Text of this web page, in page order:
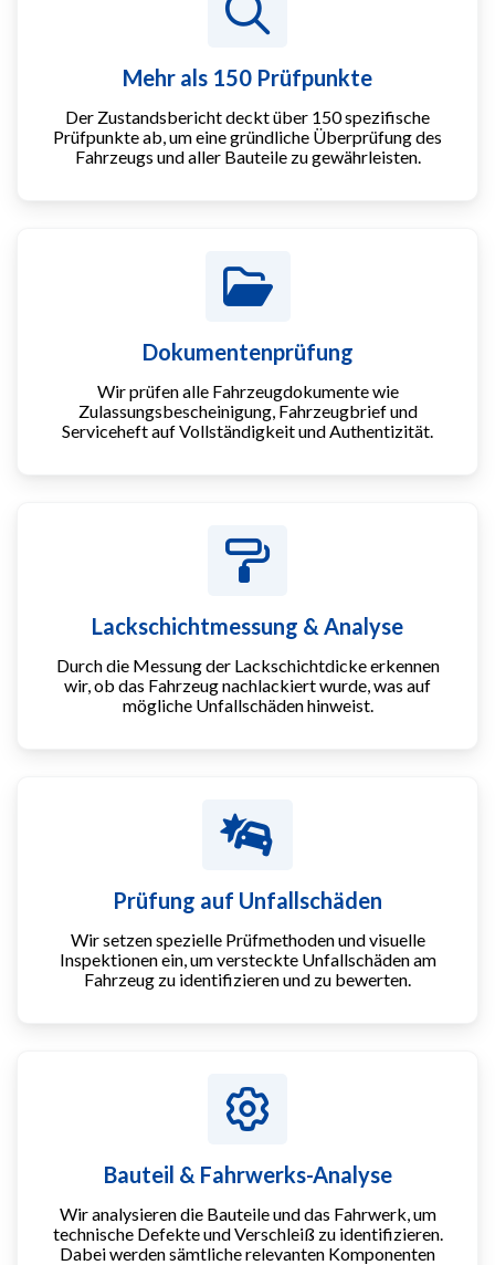
Mehr als 150 Prüfpunkte
Der Zustandsbericht deckt über 150 spezifische
Prüfpunkte ab, um eine gründliche Überprüfung des
Fahrzeugs und aller Bauteile zu gewährleisten.
Dokumentenprüfung
Wir prüfen alle Fahrzeugdokumente wie
Zulassungsbescheinigung, Fahrzeugbrief und
Serviceheft auf Vollständigkeit und Authentizität.
Lackschichtmessung & Analyse
Durch die Messung der Lackschichtdicke erkennen
wir, ob das Fahrzeug nachlackiert wurde, was auf
mögliche Unfallschäden hinweist.
Prüfung auf Unfallschäden
Wir setzen spezielle Prüfmethoden und visuelle
Inspektionen ein, um versteckte Unfallschäden am
Fahrzeug zu identifizieren und zu bewerten.
Bauteil & Fahrwerks-Analyse
Wir analysieren die Bauteile und das Fahrwerk, um
technische Defekte und Verschleiß zu identifizieren.
Dabei werden sämtliche relevanten Komponenten